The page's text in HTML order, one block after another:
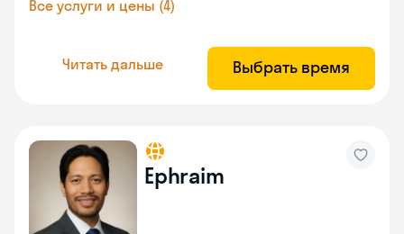
Все услуги и цены (4)
Читать дальше Выбрать время
Ephraim